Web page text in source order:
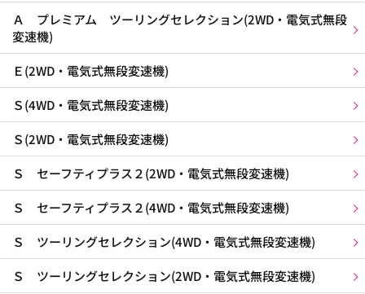
Ａ プレミアム ツーリングセレクション(2WD・電気式無段
変速機)
Ｅ(2WD・電気式無段変速機)
Ｓ(4WD・電気式無段変速機)
Ｓ(2WD・電気式無段変速機)
Ｓ セーフティプラス２(2WD・電気式無段変速機)
Ｓ セーフティプラス２(4WD・電気式無段変速機)
Ｓ ツーリングセレクション(4WD・電気式無段変速機)
Ｓ ツーリングセレクション(2WD・電気式無段変速機)